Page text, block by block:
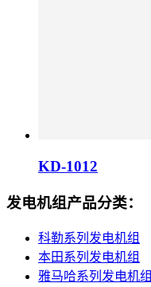
KD-1012
发电机组产品分类：
科勒系列发电机组
本田系列发电机组
雅马哈系列发电机组